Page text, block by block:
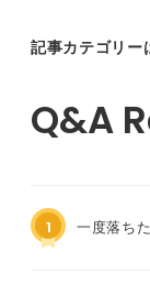
記事カテゴリー
1 一度落ち